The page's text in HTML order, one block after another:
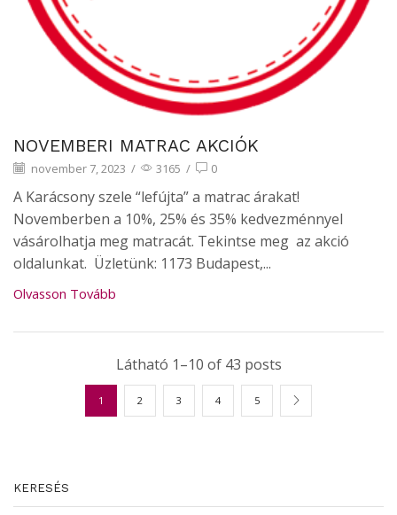
NOVEMBERI MATRAC AKCIÓK
november 7, 2023 / 3165 / 0
A Karácsony szele “lefújta” a matrac árakat!
Novemberben a 10%, 25% és 35% kedvezménnyel
vásárolhatja meg matracát. Tekintse meg az akció
oldalunkat. Üzletünk: 1173 Budapest,...
Olvasson Tovább
Látható 1–10 of 43 posts
1 2 3 4 5
KERESÉS